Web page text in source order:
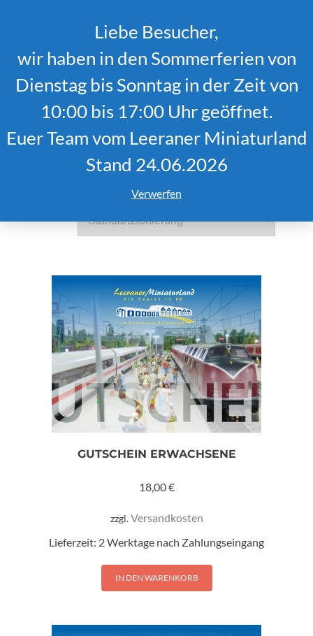
Shop
Alle 11 Ergebnisse werden angezeigt
GUTSCHEIN ERWACHSENE
18,00€
zzgl.Versandkosten
Lieferzeit: 2 Werktage nach Zahlungseingang
IN DEN WARENKORB
Liebe Besucher,
wir haben in den Sommerferien von
Dienstag bis Sonntag in der Zeit von
10:00 bis 17:00 Uhr geöffnet.
Euer Team vom Leeraner Miniaturland
Stand 24.06.2026
Verwerfen